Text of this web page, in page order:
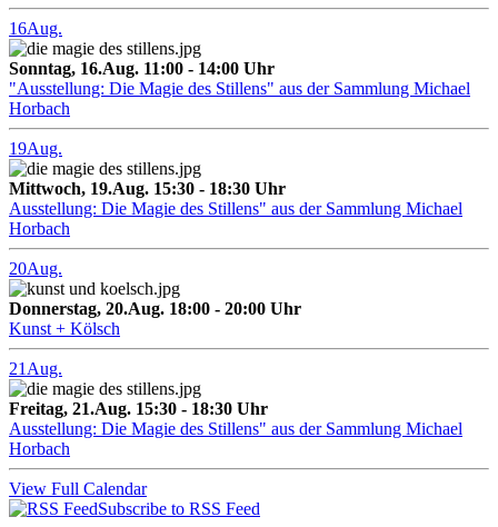
16Aug.
Sonntag, 16.Aug. 11:00 - 14:00 Uhr
"Ausstellung: Die Magie des Stillens" aus der Sammlung Michael
Horbach
19Aug.
Mittwoch, 19.Aug. 15:30 - 18:30 Uhr
Ausstellung: Die Magie des Stillens" aus der Sammlung Michael
Horbach
20Aug.
Donnerstag, 20.Aug. 18:00 - 20:00 Uhr
Kunst + Kölsch
21 Aug.
Freitag, 21.Aug. 15:30 - 18:30 Uhr
Ausstellung: Die Magie des Stillens" aus der Sammlung Michael
Horbach
View Full Calendar
Subscribe to RSS Feed